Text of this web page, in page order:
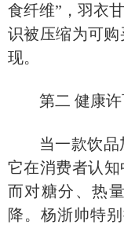
食纤维”，羽衣
识被压缩为可
现。
第二 健康
当一款饮品
它在消费者认
而对糖分、热
降。杨浙帅特